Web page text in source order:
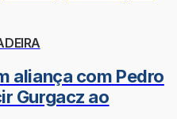
aliança com Pedro
Gurgacz ao